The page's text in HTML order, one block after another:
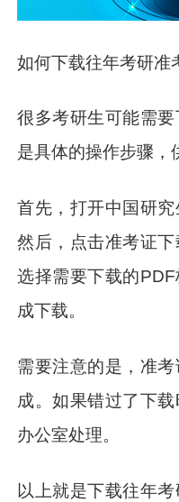
如何下载往年考研准
很多考研生可能需
是具体的操作步骤，
首先，打开中国研究
然后，点击准考证下
选择需要下载的
成下载。
需要注意的是，准
成。如果错过了下
办公室处理。
以上就是下载往年